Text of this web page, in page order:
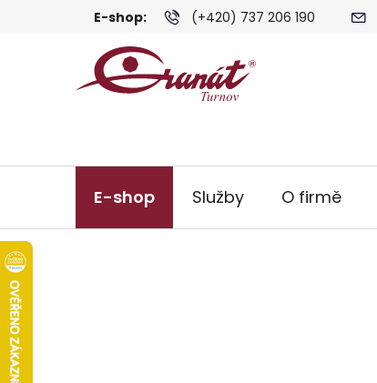
E-shop: (+420) 737 206 190
E-shop Služby O firmě